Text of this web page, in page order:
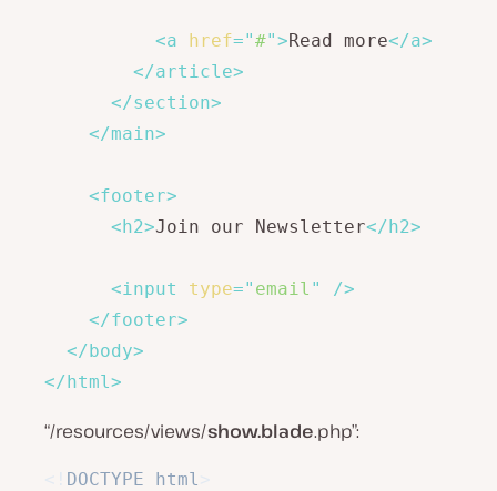
<a href="#">Read more</a>
</article>
</section>
</main>
<footer>
<h2>Join our Newsletter</h2>
<input type=" email "
/>
</footer>
</body>
</html >
“/resources/views/show.blade.php”:
DOCTYPE html